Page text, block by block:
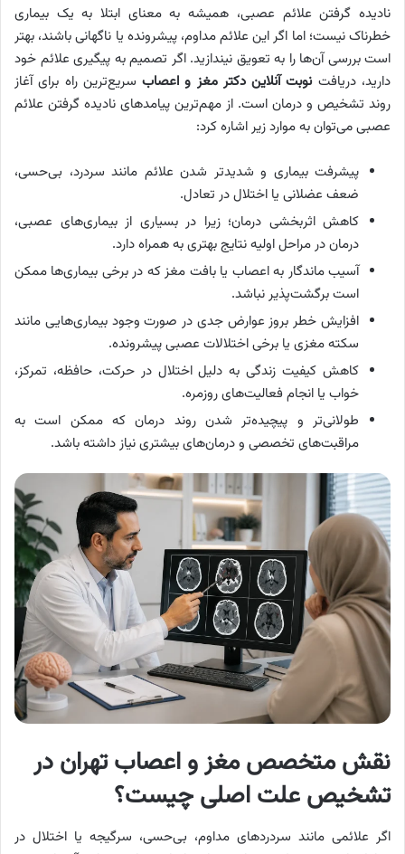
نادیده گرفتن علائم عصبی، همیشه به معنای ابتلا به یک بیماری
خطرناک نیست؛ اما اگر این علائم مداوم، پیشرونده یا ناگهانی باشند، بهتر
است بررسی آن‌ها را به تعویق نیندازید. اگر تصمیم به پیگیری علائم خود
دارید، دریافتنوبت آنلاین دکتر مغز و اعصابسریع‌ترین راه برای آغاز
روند تشخیص و درمان است. از مهم‌ترین پیامدهای نادیده گرفتن علائم
عصبی می‌توان به موارد زیر اشاره کرد:
پیشرفت بیماری و شدیدتر شدن علائم مانند سردرد، بی‌حسی،
ضعف عضلانی یا اختلال در تعادل.
کاهش اثربخشی درمان؛ زیرا در بسیاری از بیماری‌های عصبی،
درمان در مراحل اولیه نتایج بهتری به همراه دارد.
آسیب ماندگار به اعصاب یا بافت مغز که در برخی بیماری‌ها ممکن
است برگشت‌پذیر نباشد.
افزایش خطر بروز عوارض جدی در صورت وجود بیماری‌هایی مانند
سکته مغزی یا برخی اختلالات عصبی پیشرونده.
کاهش کیفیت زندگی به دلیل اختلال در حرکت، حافظه، تمرکز،
خواب یا انجام فعالیت‌های روزمره.
طولانی‌تر و پیچیده‌تر شدن روند درمان که ممکن است به
مراقبت‌های تخصصی و درمان‌های بیشتری نیاز داشته باشد.
نقش متخصص مغز و اعصاب تهران در
تشخیص علت اصلی چیست؟
اگر علائمی مانند سردردهای مداوم، بی‌حسی، سرگیجه یا اختلال در